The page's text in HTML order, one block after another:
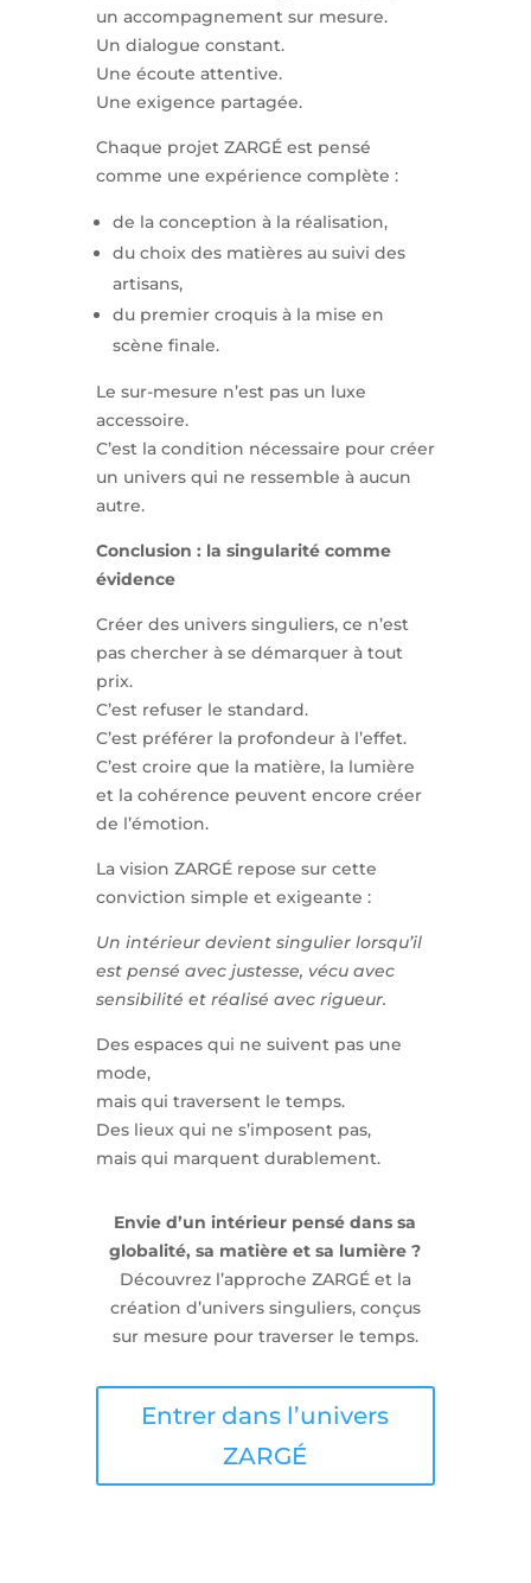
un accompagnement sur mesure.
Un dialogue constant.
Une écoute attentive.
Une exigence partagée.
Chaque projet ZARGÉ est pensé
comme une expérience complète :
de la conception à la réalisation,
du choix des matières au suivi des
artisans,
du premier croquis à la mise en
scène finale.
Le sur-mesure n’est pas un luxe
accessoire.
C’est la condition nécessaire pour créer
un univers qui ne ressemble à aucun
autre.
Conclusion : la singularité comme
évidence
Créer des univers singuliers, ce n’est
pas chercher à se démarquer à tout
prix.
C’est refuser le standard.
C’est préférer la profondeur à l’effet.
C’est croire que la matière, la lumière
et la cohérence peuvent encore créer
de l’émotion.
La vision ZARGÉ repose sur cette
conviction simple et exigeante :
Un intérieur devient singulier lorsqu’il
est pensé avec justesse, vécu avec
sensibilité et réalisé avec rigueur.
Des espaces qui ne suivent pas une
mode,
mais qui traversent le temps.
Des lieux qui ne s’imposent pas,
mais qui marquent durablement.
Envie d’un intérieur pensé dans sa
globalité, sa matière et sa lumière ?
Découvrez l’approche ZARGÉ et la
création d’univers singuliers, conçus
sur mesure pour traverser le temps.
Entrer dans l’univers
ZARGÉ